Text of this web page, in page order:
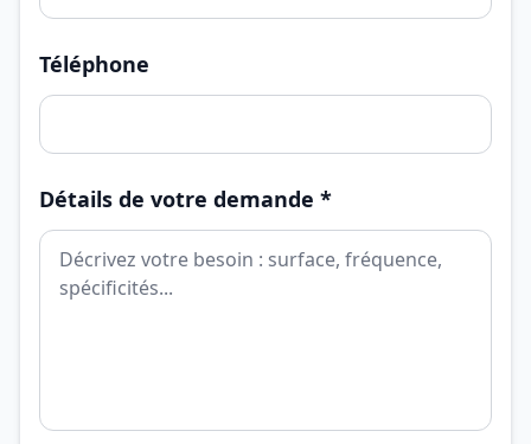
Téléphone
Détails de votre demande *